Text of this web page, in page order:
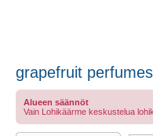
grapefruit perfumes
Alueen säännöt
Vain Lohikäärme keskustelua